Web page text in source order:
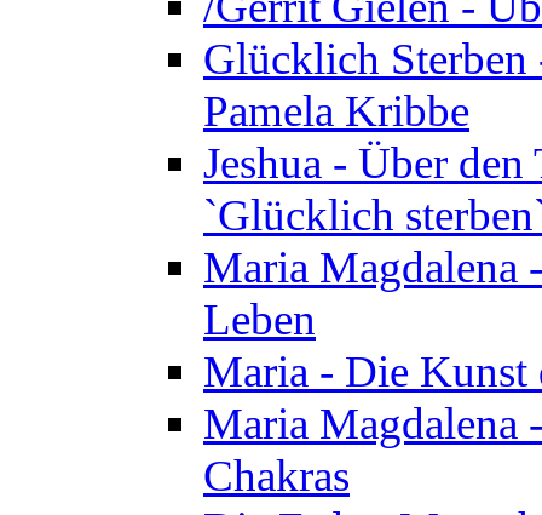
Glücklich
Pamela Kribbe
Jeshua - Über
`Glücklich
Maria Magdalena
Leben
Maria - Die Kunst
Maria Magdalena
Chakras